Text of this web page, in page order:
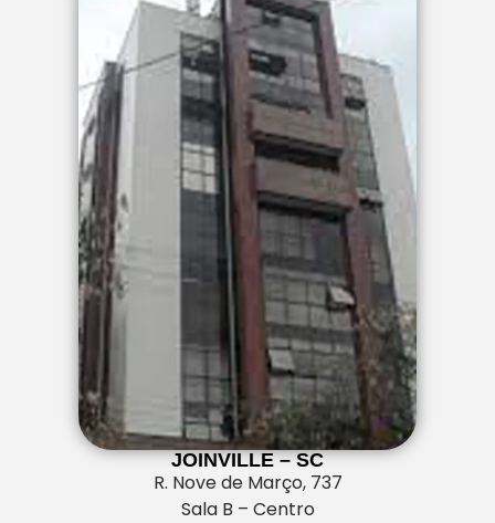
JOINVILLE – SC
R. Nove de Março, 737
Sala B – Centro